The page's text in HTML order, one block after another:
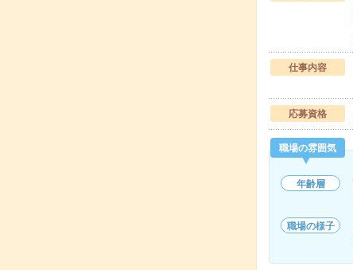
仕事内容
応募資格
職場の雰囲気
年齢層
職場の様子